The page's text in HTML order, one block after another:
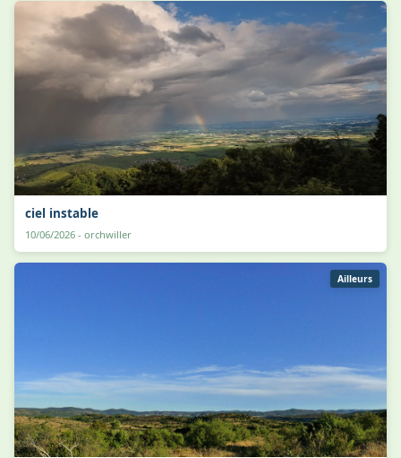
ciel instable
10/06/2026 - orchwiller
Ailleurs